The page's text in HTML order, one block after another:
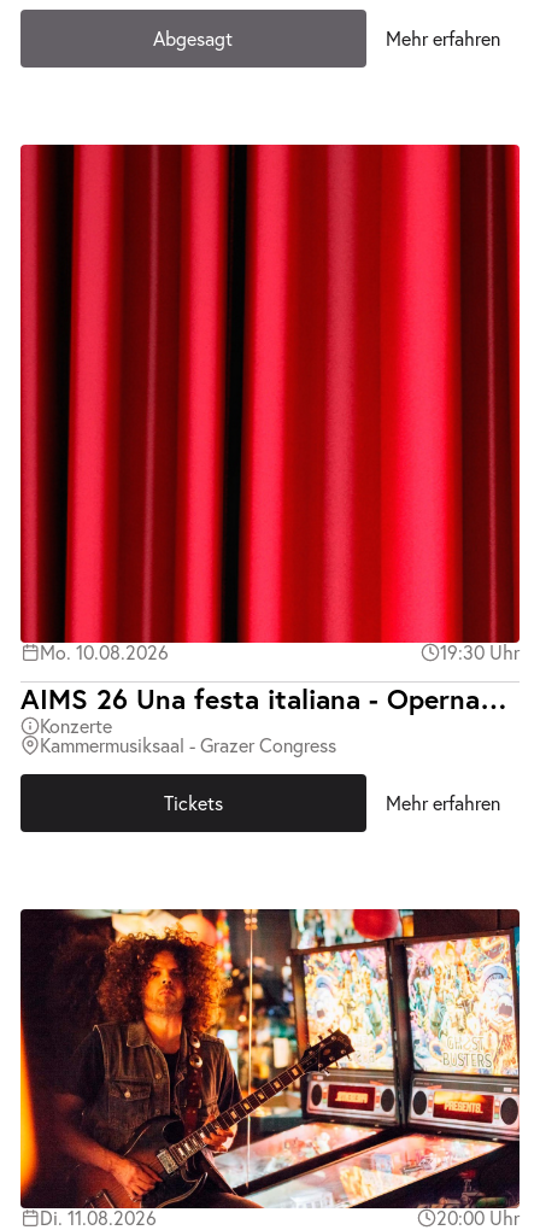
Abgesagt Mehr erfahren
Mo. 10.08.2026 19:30 Uhr
AIMS 26 Una festa italiana - Opernabend mit Klavierbegleitung
Konzerte
Kammermusiksaal - Grazer Congress
Tickets Mehr erfahren
Di. 11.08.2026 20:00 Uhr